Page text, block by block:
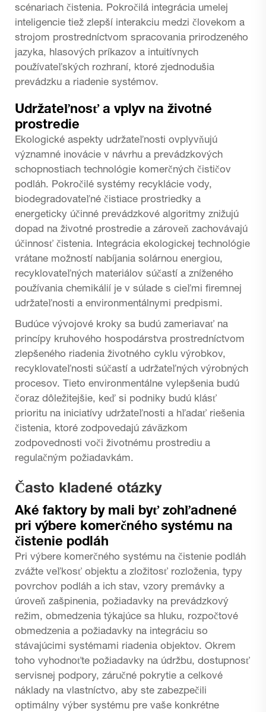
scénariach čistenia. Pokročilá integrácia umelej
inteligencie tiež zlepší interakciu medzi človekom a
strojom prostredníctvom spracovania prirodzeného
jazyka, hlasových príkazov a intuitívnych
používateľských rozhraní, ktoré zjednodušia
prevádzku a riadenie systémov.
Udržateľnosť a vplyv na životné
prostredie
Ekologické aspekty udržateľnosti ovplyvňujú
významné inovácie v návrhu a prevádzkových
schopnostiach technológie komerčných čističov
podláh. Pokročilé systémy recyklácie vody,
biodegradovateľné čistiace prostriedky a
energeticky účinné prevádzkové algoritmy znižujú
dopad na životné prostredie a zároveň zachovávajú
účinnosť čistenia. Integrácia ekologickej technológie
vrátane možností nabíjania solárnou energiou,
recyklovateľných materiálov súčastí a zníženého
používania chemikálií je v súlade s cieľmi firemnej
udržateľnosti a environmentálnymi predpismi.
Budúce vývojové kroky sa budú zameriavať na
princípy kruhového hospodárstva prostredníctvom
zlepšeného riadenia životného cyklu výrobkov,
recyklovateľnosti súčastí a udržateľných výrobných
procesov. Tieto environmentálne vylepšenia budú
čoraz dôležitejšie, keď si podniky budú klásť
prioritu na iniciatívy udržateľnosti a hľadať riešenia
čistenia, ktoré zodpovedajú záväzkom
zodpovednosti voči životnému prostrediu a
regulačným požiadavkám.
Často kladené otázky
Aké faktory by mali byť zohľadnené
pri výbere komerčného systému na
čistenie podláh
Pri výbere komerčného systému na čistenie podláh
zvážte veľkosť objektu a zložitosť rozloženia, typy
povrchov podláh a ich stav, vzory premávky a
úroveň zašpinenia, požiadavky na prevádzkový
režim, obmedzenia týkajúce sa hluku, rozpočtové
obmedzenia a požiadavky na integráciu so
stávajúcimi systémami riadenia objektov. Okrem
toho vyhodnoťte požiadavky na údržbu, dostupnosť
servisnej podpory, záručné pokrytie a celkové
náklady na vlastníctvo, aby ste zabezpečili
optimálny výber systému pre vaše konkrétne